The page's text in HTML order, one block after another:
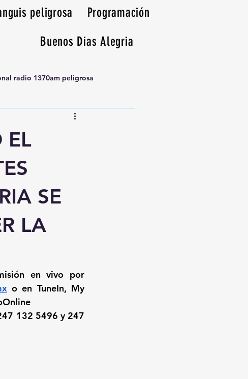
peligrosa
Programación
Buenos Dias Alegria
radio 1370am peligrosa
EL
SE
LA
o en TuneIn, My
132 5496 y 247